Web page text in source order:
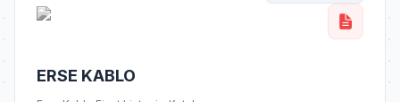
ERSE KABLO